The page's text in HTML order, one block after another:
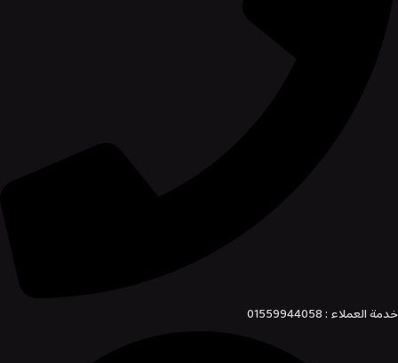
خدمة العملاء : 01559944058